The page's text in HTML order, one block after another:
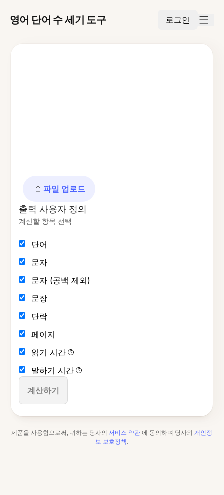
영어 단어 수 세기 도구 로그인
파일 업로드
출력 사용자 정의
계산할 항목 선택
단어
문자
문자 (공백 제외)
문장
단락
페이지
읽기 시간
?
말하기 시간 ?
계산하기
제품을 사용함으로써, 귀하는 당사의 서비스 약관 에 동의하며 당사의 개인정
보 보호정책.